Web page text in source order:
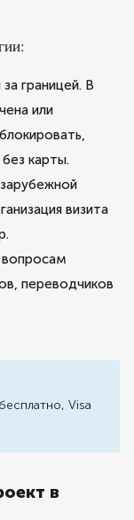
границей. В
или
карты.
визита
переводчиков
Visa
в